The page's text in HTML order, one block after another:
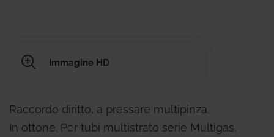
Immagine HD
Raccordo diritto, a pressare multipinza.
In ottone. Per tubi multistrato serie Multigas.